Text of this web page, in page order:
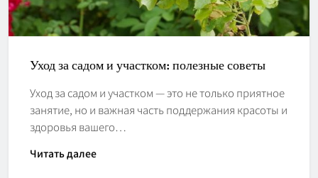
Уход за садом и участком: полезные советы
Уход за садом и участком — это не только приятное
занятие, но и важная часть поддержания красоты и
здоровья вашего…
Читать далее